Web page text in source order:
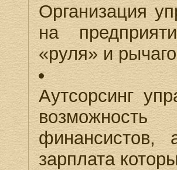
Организация
на
«руля» и
Аутсорсинг
финансистов,
зарплата